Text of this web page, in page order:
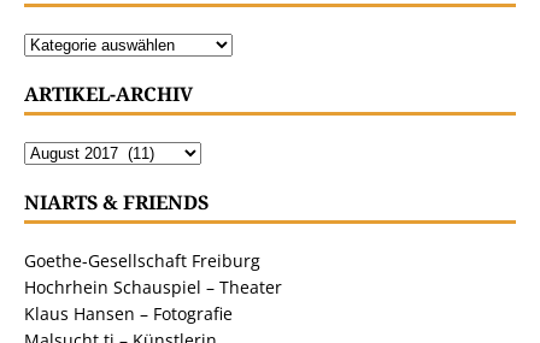
ARTIKEL-ARCHIV
NIARTS & FRIENDS
Goethe-Gesellschaft Freiburg
Hochrhein Schauspiel – Theater
Klaus Hansen – Fotografie